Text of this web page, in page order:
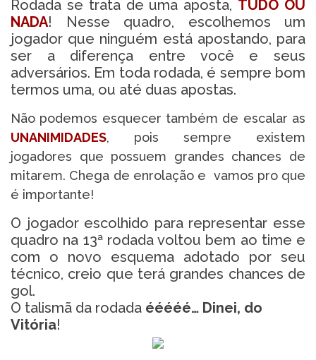
Rodada se trata de uma aposta, TUDO OU
NADA! Nesse quadro, escolhemos um
jogador que ninguém está apostando, para
ser a diferença entre você e seus
adversários. Em toda rodada, é sempre bom
termos uma, ou até duas apostas.
Não podemos esquecer também de escalar as
UNANIMIDADES, pois sempre existem
jogadores que possuem grandes chances de
mitarem. Chega de enrolação e vamos pro que
é importante!
O jogador escolhido para representar esse
quadro na 13ª rodada voltou bem ao time e
com o novo esquema adotado por seu
técnico, creio que terá grandes chances de
gol.
O talismã da rodada ééééé… Dinei, do
Vitória!